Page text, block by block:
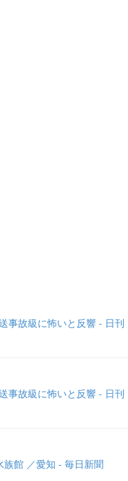
事故級に怖いと反響 - 日刊
事故級に怖いと反響 - 日刊
族館 ／愛知 - 毎日新聞